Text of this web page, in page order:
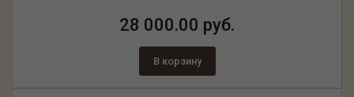
28 000.00 руб.
В корзину